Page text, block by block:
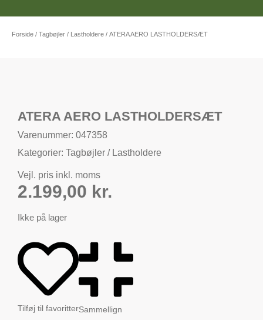
Forside / Tagbøjler / Lastholdere / ATERA AERO LASTHOLDERSÆT
ATERA AERO LASTHOLDERSÆT
Varenummer: 047358
Kategorier: Tagbøjler / Lastholdere
Vejl. pris inkl. moms
2.199,00 kr.
Ikke på lager
Tilføj til favoritterSammellign